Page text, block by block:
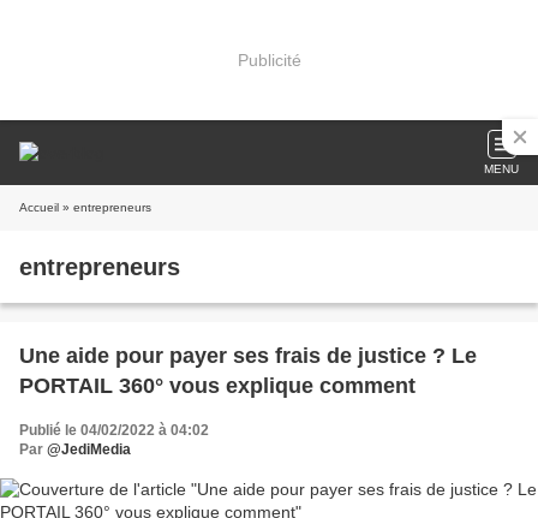
Publicité
MENU
Accueil » entrepreneurs
entrepreneurs
Une aide pour payer ses frais de justice ? Le
PORTAIL 360° vous explique comment
Publié le 04/02/2022 à 04:02
Par @JediMedia